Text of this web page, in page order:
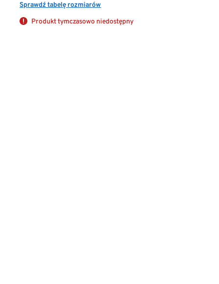
Sprawdź tabelę rozmiarów
Produkt tymczasowo niedostępny